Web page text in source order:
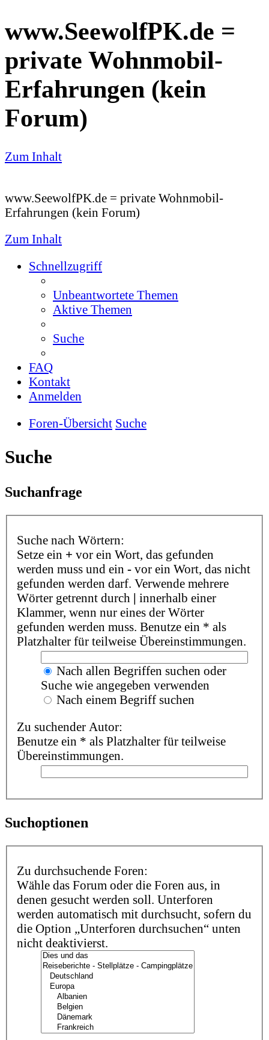
www.SeewolfPK.de =
private Wohnmobil-
Erfahrungen (kein
Forum)
Zum Inhalt
www.SeewolfPK.de = private Wohnmobil-
Erfahrungen (kein Forum)
Zum Inhalt
Schnellzugriff
Unbeantwortete Themen
Aktive Themen
Suche
FAQ
Kontakt
Anmelden
Foren-Übersicht Suche
Suche
Suchanfrage
Suche nach Wörtern:
Setze ein + vor ein Wort, das gefunden
werden muss und ein -vor ein Wort, das nicht
gefunden werden darf. Verwende mehrere
Wörter getrennt durch | innerhalb einer
Klammer, wenn nur eines der Wörter
gefunden werden muss. Benutze ein * als
Platzhalter für teilweise Übereinstimmungen.
Nach allen Begriffen suchen oder
Suche wie angegeben verwenden
Nach einem Begriff suchen
Zu suchender Autor:
Benutze ein * als Platzhalter für teilweise
Übereinstimmungen.
Suchoptionen
Zu durchsuchende Foren:
Wähle das Forum oder die Foren aus, in
denen gesucht werden soll. Unterforen
werden automatisch mit durchsucht, sofern du
die Option „Unterforen durchsuchen“ unten
nicht deaktivierst.